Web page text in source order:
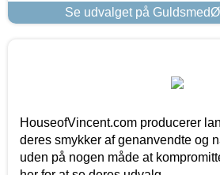
Se udvalget på
HouseofVincent.com producerer
deres smykker af genanvendte og
uden på nogen måde at